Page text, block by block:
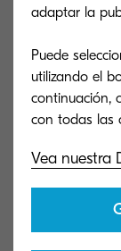
penalizada
adaptar la
Puede
utilizando el
continuación,
Vea nuestra